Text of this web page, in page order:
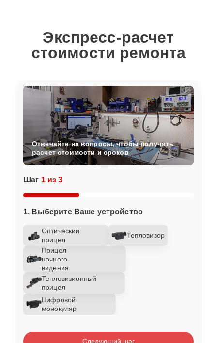
Экспресс-расчет
стоимости ремонта
Шаг 1 из 3
1. Выберите Ваше устройство
Оптический
прицел
Тепловизор
Прицел
ночного
видения
Тепловизионный
прицел
Цифровой
монокуляр
Отвечайте на вопросы, чтобы получить
расчет стоимости и сроков
Следующий шаг